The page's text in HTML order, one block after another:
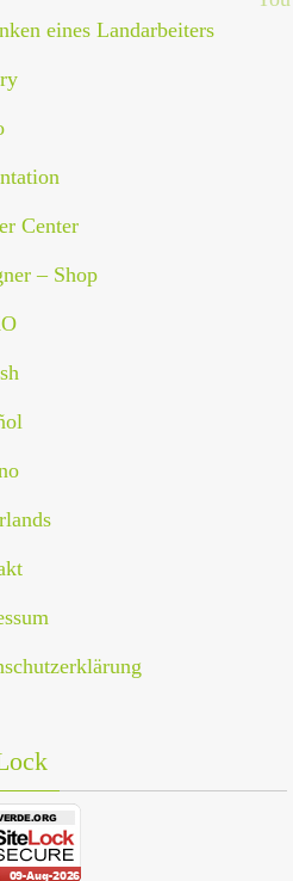
eines Landarbeiters
Center
– Shop